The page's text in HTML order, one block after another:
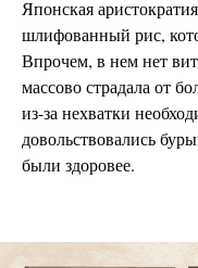
Японская
шлифованный рис,
Впрочем, в нем нет
массово страдала от
из-за нехватки
довольствовались
были здоровее.